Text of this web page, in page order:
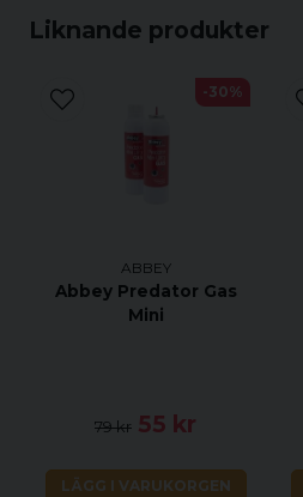
Liknande produkter
ABBEY
Abbey Predator Gas
Mini
79 kr 55 kr
LÄGG I VARUKORGEN
-30%
ökad projektilhastighet och
Den erbjuder också en jämn
noggrannhet i varje skott.